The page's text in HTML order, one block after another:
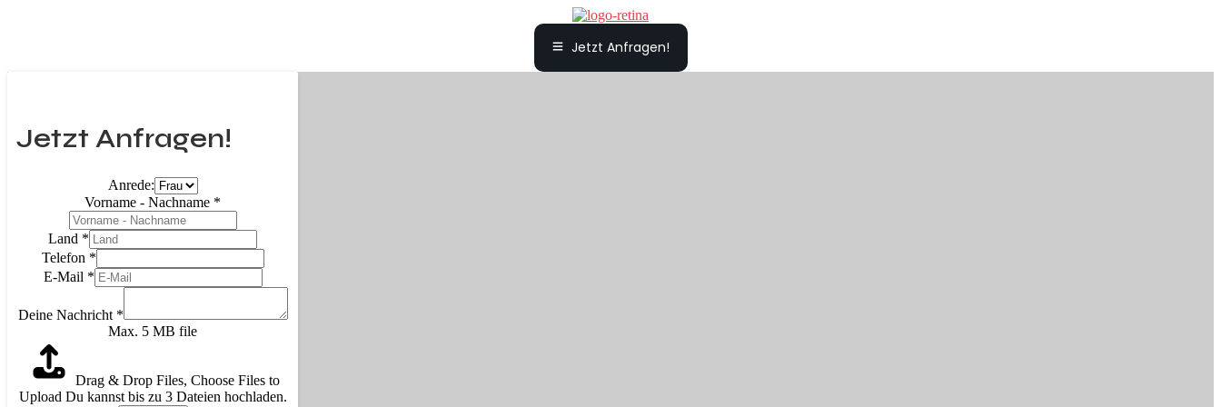
Jetzt Anfragen!
Jetzt Anfragen!
Anrede:
Vorname - Nachname *
Land *
Telefon *
E-Mail *
Deine Nachricht *
Max. 5 MB file
Drag & Drop Files, Choose Files to
Upload Du kannst bis zu 3 Dateien hochladen.